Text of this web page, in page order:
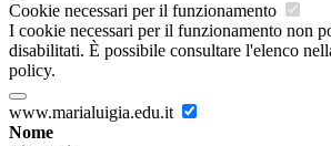
Cookie necessari per il funzionamento
I cookie necessari per il funzionamento non
disabilitati. È possibile consultare l'elenco
policy.
www.marialuigia.edu.it
Nome